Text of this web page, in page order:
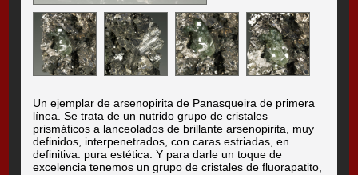
Un ejemplar de arsenopirita de Panasqueira de primera
línea. Se trata de un nutrido grupo de cristales
prismáticos a lanceolados de brillante arsenopirita, muy
definidos, interpenetrados, con caras estriadas, en
definitiva: pura estética. Y para darle un toque de
excelencia tenemos un grupo de cristales de fluorapatito,